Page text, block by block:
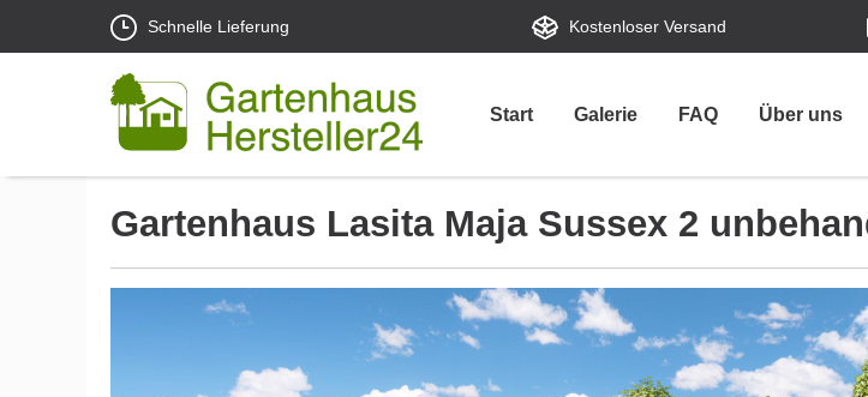
Schnelle Lieferung Kostenloser Versand
Start Galerie FAQ Über uns
Gartenhaus Lasita Maja Sussex 2